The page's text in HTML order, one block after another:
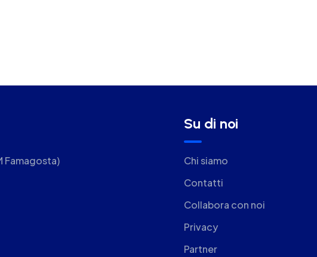
Famagosta)
Su di noi
Chi siamo
Contatti
Collabora con noi
Privacy
Partner